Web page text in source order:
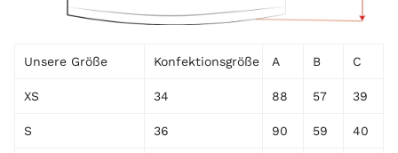
Unsere Größe Konfektionsgröße A B C
XS 34 88 57 39
S 36 90 59 40